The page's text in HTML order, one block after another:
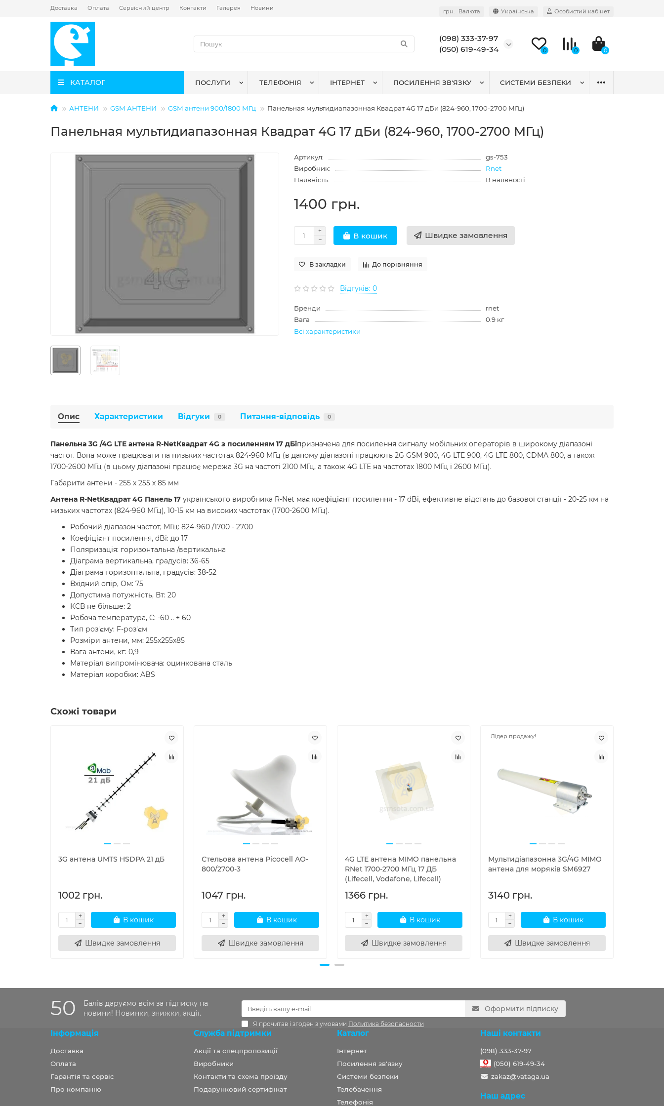
Доставка Оплата Сервісний центр Контакти Галерея Новини грн. Валюта Українська Особистий кабінет
(098) 333-37-97
(050) 619-49-34
0 0 0
КАТАЛОГ ПОСЛУГИ ТЕЛЕФОНІЯ ІНТЕРНЕТ ПОСИЛЕННЯ ЗВ'ЯЗКУ СИСТЕМИ БЕЗПЕКИ
АНТЕНИ GSM АНТЕНИ GSM антени 900/1800 МГц Панельная мультидиапазонная Квадрат 4G 17 дБи (824-960, 1700-2700 МГц)
Панельная мультидиапазонная Квадрат 4G 17 дБи (824-960, 1700-2700 МГц)
Артикул:
gs-753
Виробник:
Rnet
Наявність:
В наявності
1400 грн.
В кошик Швидке замовлення
В закладки До порівняння
Відгуків: 0
Бренди
rnet
Вага
0.9 кг
Всі характеристики
Опис Характеристики Відгуки 0 Питання-відповідь 0
Панельна 3G /4G LTE антена R-NetКвадрат 4G з посиленням 17 дБіпризначена для посилення сигналу мобільних операторів в широкому діапазоні
частот. Вона може працювати на низьких частотах 824-960 МГц (в даному діапазоні працюють 2G GSM 900, 4G LTE 900, 4G LTE 800, CDMA 800, а також
1700-2600 МГц (в цьому діапазоні працює мережа 3G на частоті 2100 МГц, а також 4G LTE на частотах 1800 МГц і 2600 МГц).
Габарити антени - 255 х 255 х 85 мм
Антена R-NetКвадрат 4G Панель 17 українського виробника R-Net має коефіцієнт посилення - 17 dBi, ефективне відстань до базової станції - 20-25 км на
низьких частотах (824-960 МГц), 10-15 км на високих частотах (1700-2600 МГц).
Робочий діапазон частот, МГц: 824-960 /1700 - 2700
Коефіцієнт посилення, dBi: до 17
Поляризація: горизонтальна /вертикальна
Діаграма вертикальна, градусів: 36-65
Діаграма горизонтальна, градусів: 38-52
Вхідний опір, Ом: 75
Допустима потужність, Вт: 20
КСВ не більше: 2
Робоча температура, С: -60 .. + 60
Тип роз'єму: F-роз'єм
Розміри антени, мм: 255х255х85
Вага антени, кг: 0,9
Матеріал випромінювача: оцинкована сталь
Матеріал коробки: ABS
Схожі товари
3G антена UMTS HSDPA 21 дБ
1002 грн.
В кошик
Швидке замовлення
Стельова антена Picocell AO-
800/2700-3
1047 грн.
В кошик
Швидке замовлення
4G LTE антена MIMO панельна
RNet 1700-2700 МГц 17 ДБ
(Lifecell, Vodafone, Lifecell)
1366 грн.
В кошик
Швидке замовлення
Лідер продажу!
Мультидіапазонна 3G/4G MIMO
антена для моряків SM6927
3140 грн.
В кошик
Швидке замовлення
50
Балів даруємо всім за підписку на
новини! Новинки, знижки, акції.
Оформити підписку
Я прочитав і згоден з умовами Политика безопасности
Інформація
Доставка
Оплата
Гарантія та сервіс
Про компанію
Служба підтримки
Акції та спецпропозиції
Виробники
Контакти та схема проїзду
Подарунковий сертифікат
Каталог
Інтернет
Посилення зв'язку
Системи безпеки
Телебачення
Телефонія
Наші контакти
(098) 333-37-97
(050) 619-49-34
zakaz@vataga.ua
Наш адрес